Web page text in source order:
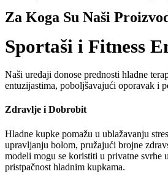
Za Koga Su Naši
Sportaši i Fitness
Naši uređaji donose prednosti hladne
entuzijastima, poboljšavajući oporavak i
Zdravlje i Dobrobit
Hladne kupke pomažu u ublažavanju
upravljanju bolom, pružajući brojne
modeli mogu se koristiti u privatne svrhe
pristpačnost hladnim kupkama.